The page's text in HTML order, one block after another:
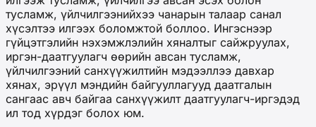
тусламж, үйлчилгээнийхээ чанарын талаар санал
хүсэлтээ илгээх боломжтой боллоо. Ингэснээр
гүйцэтгэлийн нэхэмжлэлийн хяналтыг сайжруулах,
иргэн-даатгуулагч өөрийн авсан тусламж,
үйлчилгээний санхүүжилтийн мэдээллээ давхар
хянах, эрүүл мэндийн байгууллагууд даатгалын
сангаас авч байгаа санхүүжилт даатгуулагч-иргэдэд
ил тод хүрдэг болох юм.